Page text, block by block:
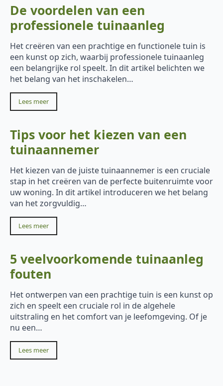
De voordelen van een
professionele tuinaanleg
Het creëren van een prachtige en functionele tuin is
een kunst op zich, waarbij professionele tuinaanleg
een belangrijke rol speelt. In dit artikel belichten we
het belang van het inschakelen…
Lees meer
Tips voor het kiezen van een
tuinaannemer
Het kiezen van de juiste tuinaannemer is een cruciale
stap in het creëren van de perfecte buitenruimte voor
uw woning. In dit artikel introduceren we het belang
van het zorgvuldig…
Lees meer
5 veelvoorkomende tuinaanleg
fouten
Het ontwerpen van een prachtige tuin is een kunst op
zich en speelt een cruciale rol in de algehele
uitstraling en het comfort van je leefomgeving. Of je
nu een…
Lees meer